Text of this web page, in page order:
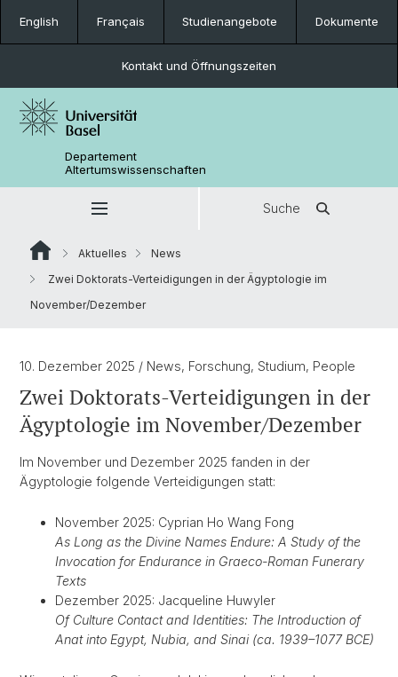
English Français Studienangebote Dokumente
Kontakt und Öffnungszeiten
Departement
Altertumswissenschaften
Suche
Aktuelles
News
Zwei Doktorats-Verteidigungen in der Ägyptologie im
November/Dezember
10. Dezember 2025 / News, Forschung, Studium, People
Zwei Doktorats-Verteidigungen in der
Ägyptologie im November/Dezember
Im November und Dezember 2025 fanden in der
Ägyptologie folgende Verteidigungen statt:
November 2025: Cyprian Ho Wang Fong
As Long as the Divine Names Endure: A Study of the
Invocation for Endurance in Graeco-Roman Funerary
Texts
Dezember 2025: Jacqueline Huwyler
Of Culture Contact and Identities: The Introduction of
Anat into Egypt, Nubia, and Sinai (ca. 1939–1077 BCE)